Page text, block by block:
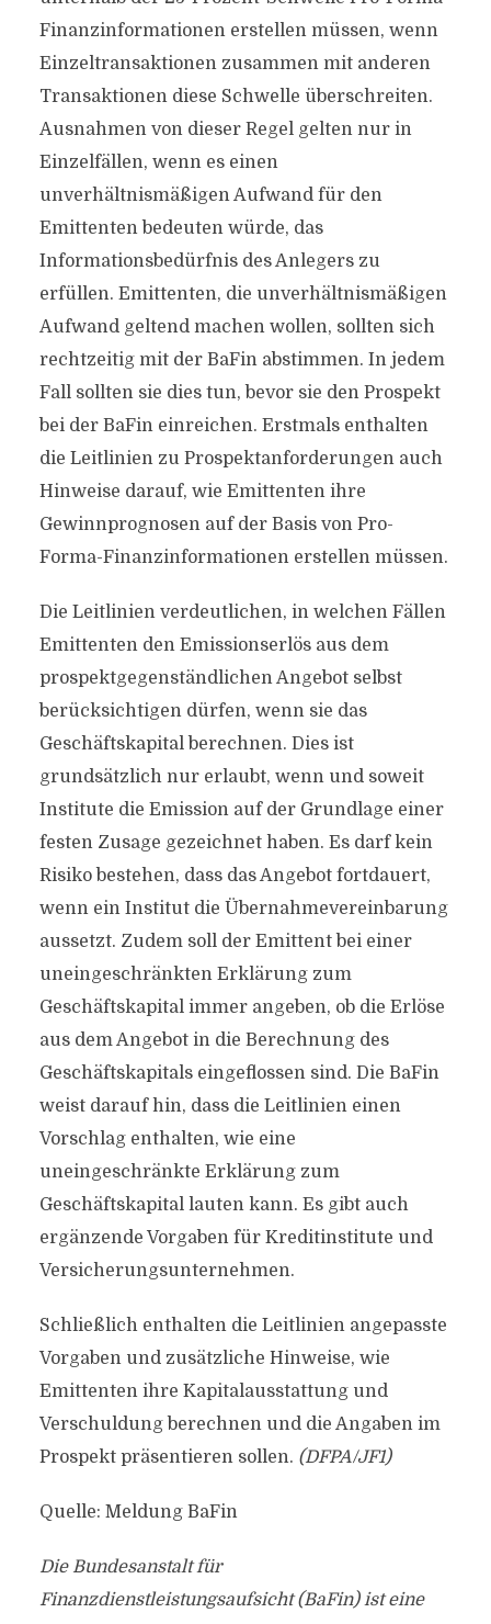
Finanzinformationen erstellen müssen, wenn
Einzeltransaktionen zusammen mit anderen
Transaktionen diese Schwelle überschreiten.
Ausnahmen von dieser Regel gelten nur in
Einzelfällen, wenn es einen
unverhältnismäßigen Aufwand für den
Emittenten bedeuten würde, das
Informationsbedürfnis des Anlegers zu
erfüllen. Emittenten, die unverhältnismäßigen
Aufwand geltend machen wollen, sollten sich
rechtzeitig mit der BaFin abstimmen. In jedem
Fall sollten sie dies tun, bevor sie den Prospekt
bei der BaFin einreichen. Erstmals enthalten
die Leitlinien zu Prospektanforderungen auch
Hinweise darauf, wie Emittenten ihre
Gewinnprognosen auf der Basis von Pro-
Forma-Finanzinformationen erstellen müssen.
Die Leitlinien verdeutlichen, in welchen Fällen
Emittenten den Emissionserlös aus dem
prospektgegenständlichen Angebot selbst
berücksichtigen dürfen, wenn sie das
Geschäftskapital berechnen. Dies ist
grundsätzlich nur erlaubt, wenn und soweit
Institute die Emission auf der Grundlage einer
festen Zusage gezeichnet haben. Es darf kein
Risiko bestehen, dass das Angebot fortdauert,
wenn ein Institut die Übernahmevereinbarung
aussetzt. Zudem soll der Emittent bei einer
uneingeschränkten Erklärung zum
Geschäftskapital immer angeben, ob die Erlöse
aus dem Angebot in die Berechnung des
Geschäftskapitals eingeflossen sind. Die BaFin
weist darauf hin, dass die Leitlinien einen
Vorschlag enthalten, wie eine
uneingeschränkte Erklärung zum
Geschäftskapital lauten kann. Es gibt auch
ergänzende Vorgaben für Kreditinstitute und
Versicherungsunternehmen.
Schließlich enthalten die Leitlinien angepasste
Vorgaben und zusätzliche Hinweise, wie
Emittenten ihre Kapitalausstattung und
Verschuldung berechnen und die Angaben im
Prospekt präsentieren sollen. (DFPA/JF1)
Quelle: Meldung BaFin
Die Bundesanstalt für
Finanzdienstleistungsaufsicht (BaFin) ist eine